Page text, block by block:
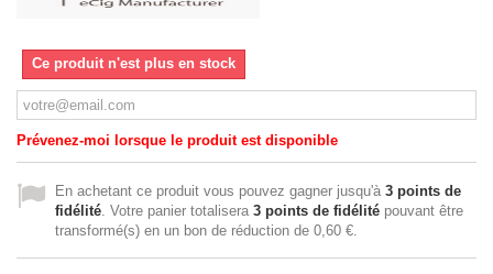
Ce produit n'est plus en stock
Prévenez-moi lorsque le produit est disponible
En achetant ce produit vous pouvez gagner jusqu'à 3 points de
fidélité. Votre panier totalisera 3 points de fidélité pouvant être
transformé(s) en un bon de réduction de 0,60 €.